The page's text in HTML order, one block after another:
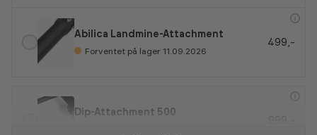
Abilica Landmine-Attachment
Forventet på lager 11.09.2026
499,-
Dip-Attachment 500